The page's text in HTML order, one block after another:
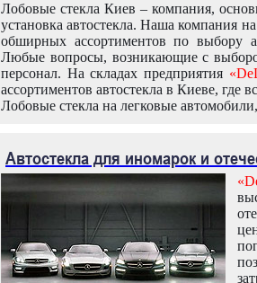
Лобовые стекла Киев – компания,
установка автостекла. Наша компания
обширных ассортиментов по выбору
Любые вопросы, возникающие с
персонал. На складах предприятия
ассортиментов автостекла в Киеве, где
Лобовые стекла на легковые
Автостекла для иномарок и